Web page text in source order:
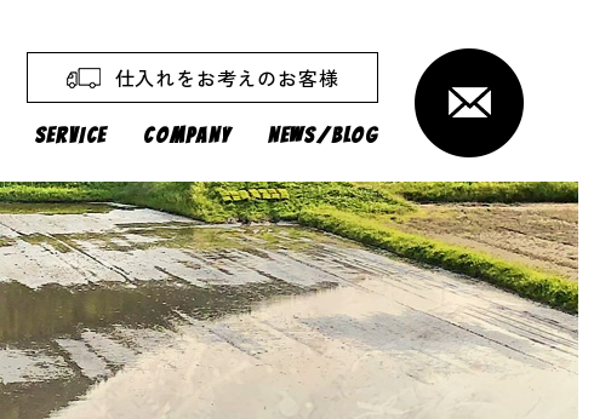
仕入れをお考えのお客様
SERVICE COMPANY NEWS/BLOG